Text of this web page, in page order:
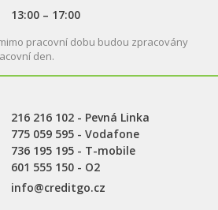
13:00 – 17:00
pracovní dobu budou zpracovány
den.
216 216 102 - Pevná Linka
775 059 595 - Vodafone
736 195 195 - T-mobile
601 555 150 - O2
info@creditgo.cz